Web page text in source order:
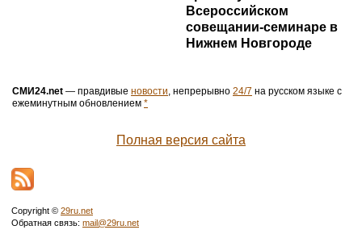
Всероссийском
совещании-семинаре в
Нижнем Новгороде
СМИ24.net — правдивые новости, непрерывно 24/7 на русском языке с
ежеминутным обновлением *
Полная версия сайта
Copyright © 29ru.net
Обратная связь: mail@29ru.net